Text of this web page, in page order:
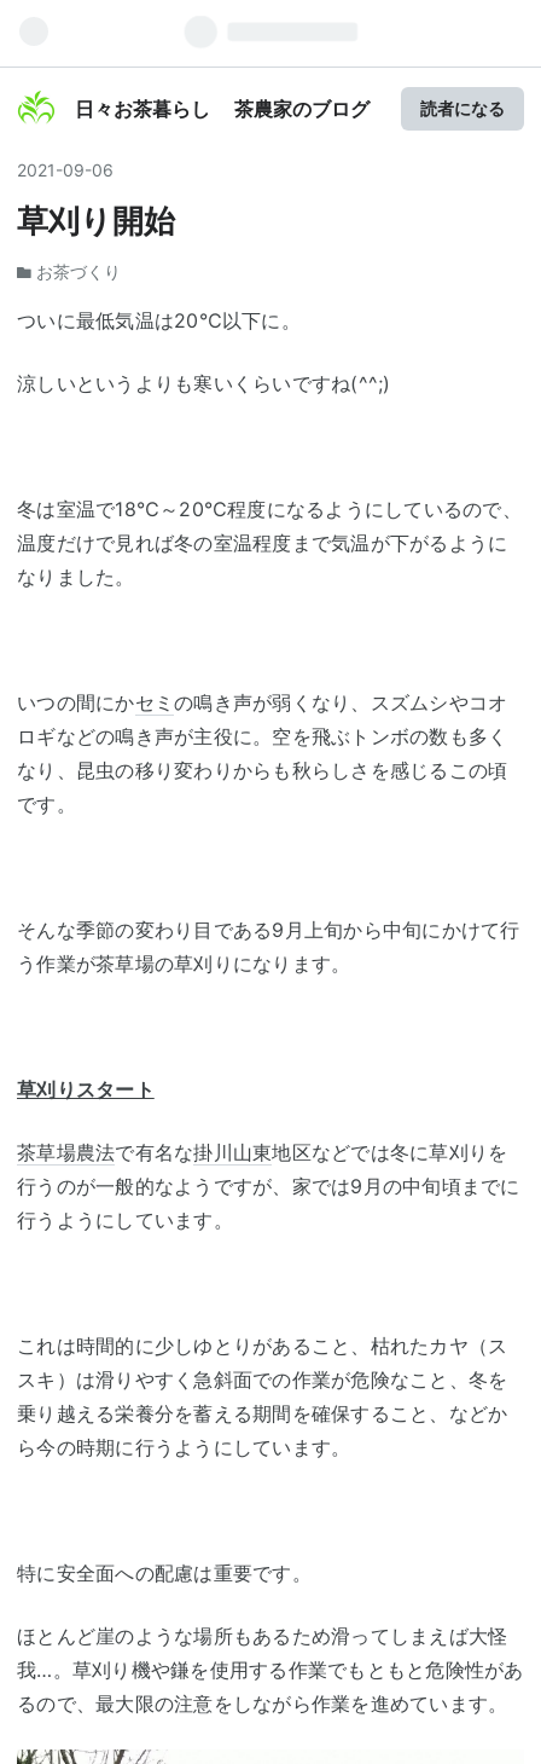
日々お茶暮らし 茶農家のブログ 読者になる
2021-09-06
草刈り開始
お茶づくり
ついに最低気温は20℃以下に。
涼しいというよりも寒いくらいですね(^^;)
冬は室温で18℃～20℃程度になるようにしているので、
温度だけで見れば冬の室温程度まで気温が下がるように
なりました。
いつの間にかセミ の鳴き声が弱くなり、スズムシやコオ
ロギなどの鳴き声が主役に。空を飛ぶトンボの数も多く
なり、昆虫の移り変わりからも秋らしさを感じるこの頃
です。
そんな季節の変わり目である9月上旬から中旬にかけて行
う作業が茶草場の草刈りになります。
草刈りスタート
茶草場農法で有名な掛川 山東地区などでは冬に草刈りを
行うのが一般的なようですが、家では9月の中旬頃までに
行うようにしています。
これは時間的に少しゆとりがあること、枯れたカヤ（ス
スキ）は滑りやすく急斜面での作業が危険なこと、冬を
乗り越える栄養分を蓄える期間を確保すること、などか
ら今の時期に行うようにしています。
特に安全面への配慮は重要です。
ほとんど崖のような場所もあるため滑ってしまえば大怪
我…。草刈り機や鎌を使用する作業でもともと危険性があ
るので、最大限の注意をしながら作業を進めています。